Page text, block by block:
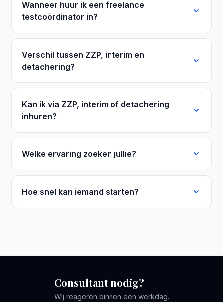
Wanneer huur ik een freelance
testcoördinator in?
Verschil tussen ZZP, interim en
detachering?
Kan ik via ZZP, interim of detachering
inhuren?
Welke ervaring zoeken jullie?
Hoe snel kan iemand starten?
Consultant nodig?
Wij reageren binnen een werkdag.